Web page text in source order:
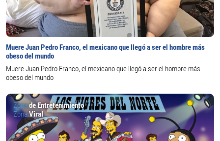
Muere Juan Pedro Franco, el mexicano que llegó a ser el hombre más
obeso del mundo
Muere Juan Pedro Franco, el mexicano que llegó a ser el hombre más
obeso del mundo
Zonade Entretenimiento
ZonaViral